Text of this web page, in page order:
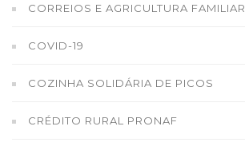
CORREIOS E AGRICULTURA FAMILIAR
COVID-19
COZINHA SOLIDÁRIA DE PICOS
CRÉDITO RURAL PRONAF